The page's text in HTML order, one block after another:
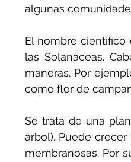
algunas
El nombre
las Solanáceas.
maneras. Por
como flor de
Se trata de una
árbol). Puede
membranosas. Por